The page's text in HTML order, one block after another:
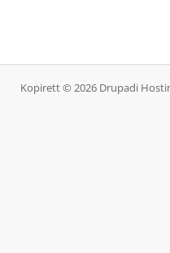
Kopirett © 2026 Drupadi